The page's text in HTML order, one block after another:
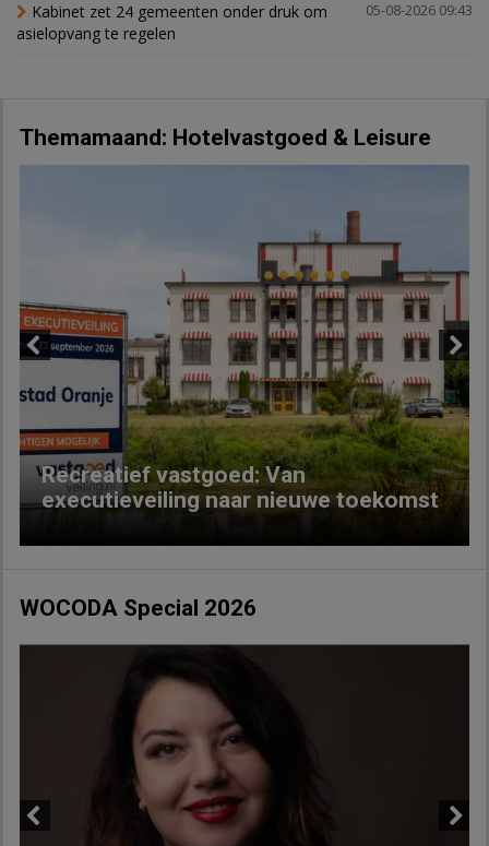
05-08-2026 09:43
Kabinet zet 24 gemeenten onder druk om
asielopvang te regelen
Themamaand: Hotelvastgoed & Leisure
Recreatief vastgoed: Van
executieveiling naar nieuwe toekomst
Next
WOCODA Special 2026